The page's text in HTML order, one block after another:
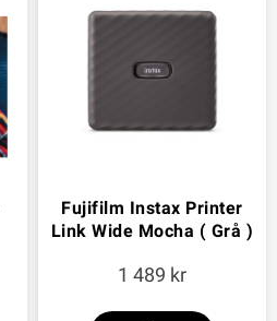
Fujifilm Instax Printer
Link Wide Mocha ( Grå )
1 489